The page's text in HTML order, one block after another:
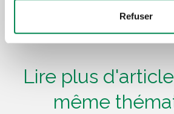
Refuser
Lire plus
même